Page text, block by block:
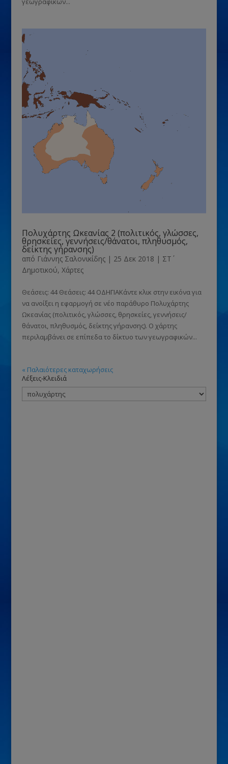
Πολυχάρτης Ωκεανίας 2 (πολιτικός, γλώσσες,
θρησκείες, γεννήσεις/θάνατοι, πληθυσμός,
δείκτης γήρανσης)
από Γιάννης Σαλονικίδης| 25 Δεκ 2018 | ΣΤ΄
Δημοτικού, Χάρτες
Θεάσεις: 44 Θεάσεις: 44 ΟΔΗΓΙΑΚάντε κλικ στην εικόνα για
να ανοίξει η εφαρμογή σε νέο παράθυρο Πολυχάρτης
Ωκεανίας (πολιτικός, γλώσσες, θρησκείες, γεννήσεις/
θάνατοι, πληθυσμός, δείκτης γήρανσης). Ο χάρτης
περιλαμβάνει σε επίπεδα το δίκτυο των γεωγραφικών...
« Παλαιότερες καταχωρήσεις
Λέξεις-Κλειδιά